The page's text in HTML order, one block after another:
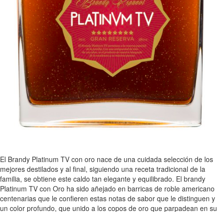
El Brandy Platinum TV con oro nace de una cuidada selección de los
mejores destilados y al final, siguiendo una receta tradicional de la
familia, se obtiene este caldo tan elegante y equilibrado. El brandy
Platinum TV con Oro ha sido añejado en barricas de roble americano
centenarias que le confieren estas notas de sabor que le distinguen y
un color profundo, que unido a los copos de oro que parpadean en su